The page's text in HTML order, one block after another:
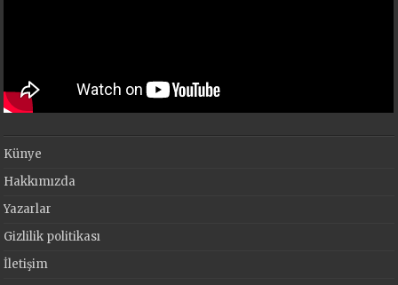
Künye
Hakkımızda
Yazarlar
Gizlilik politikası
İletişim